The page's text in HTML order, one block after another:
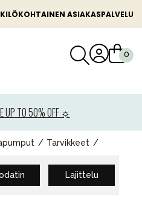
ASIAKASPALVELU
UP TO 50% OFF ☼
Tarvikkeet
Lajittelu
paketti
vauva